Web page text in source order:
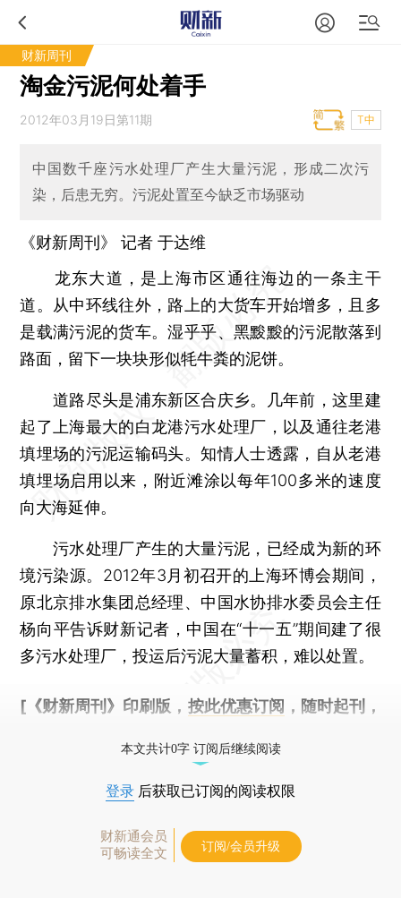
财新周刊
淘金污泥何处着手
2012年03月19日第11期 T中
中国数千座污水处理厂产生大量污泥，形成二次污
染，后患无穷。污泥处置至今缺乏市场驱动
《财新周刊》 记者于达维
龙东大道，是上海市区通往海边的一条主干
道。从中环线往外，路上的大货车开始增多，且多
是载满污泥的货车。湿乎乎、黑黢黢的污泥散落到
路面，留下一块块形似牦牛粪的泥饼。
道路尽头是浦东新区合庆乡。几年前，这里建
起了上海最大的白龙港污水处理厂，以及通往老港
填埋场的污泥运输码头。知情人士透露，自从老港
填埋场启用以来，附近滩涂以每年100多米的速度
向大海延伸。
污水处理厂产生的大量污泥，已经成为新的环
境污染源。2012年3月初召开的上海环博会期间，
原北京排水集团总经理、中国水协排水委员会主任
杨向平告诉财新记者，中国在“十一五”期间建了很
多污水处理厂，投运后污泥大量蓄积，难以处置。
[《财新周刊》印刷版， 按此优惠订阅 ，随时起刊，
本文共计0字 订阅后继续阅读
登录 后获取已订阅的阅读权限
财新通会员
可畅读全文
订阅/会员升级